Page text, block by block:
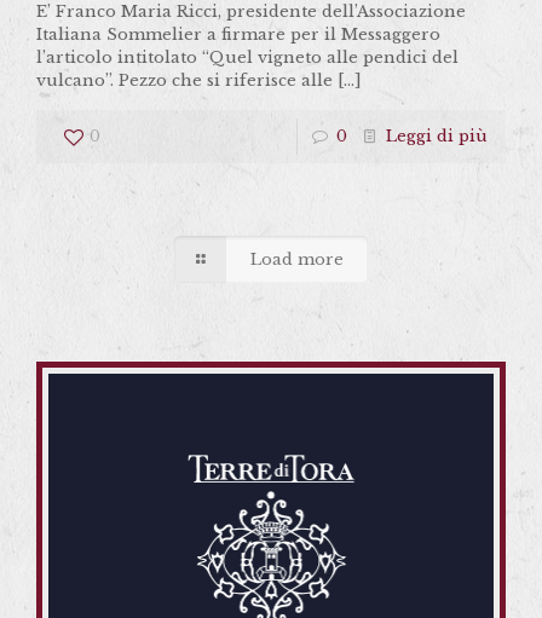
E’ Franco Maria Ricci, presidente dell’Associazione
Italiana Sommelier a firmare per il Messaggero
l’articolo intitolato “Quel vigneto alle pendici del
vulcano”. Pezzo che si riferisce alle […]
0 0 Leggi di più
Load more